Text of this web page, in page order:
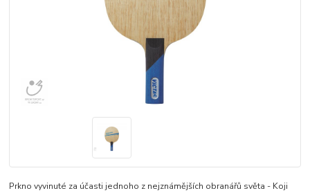
Prkno vyvinuté za účasti jednoho z nejznámějších obranářů světa - Koji